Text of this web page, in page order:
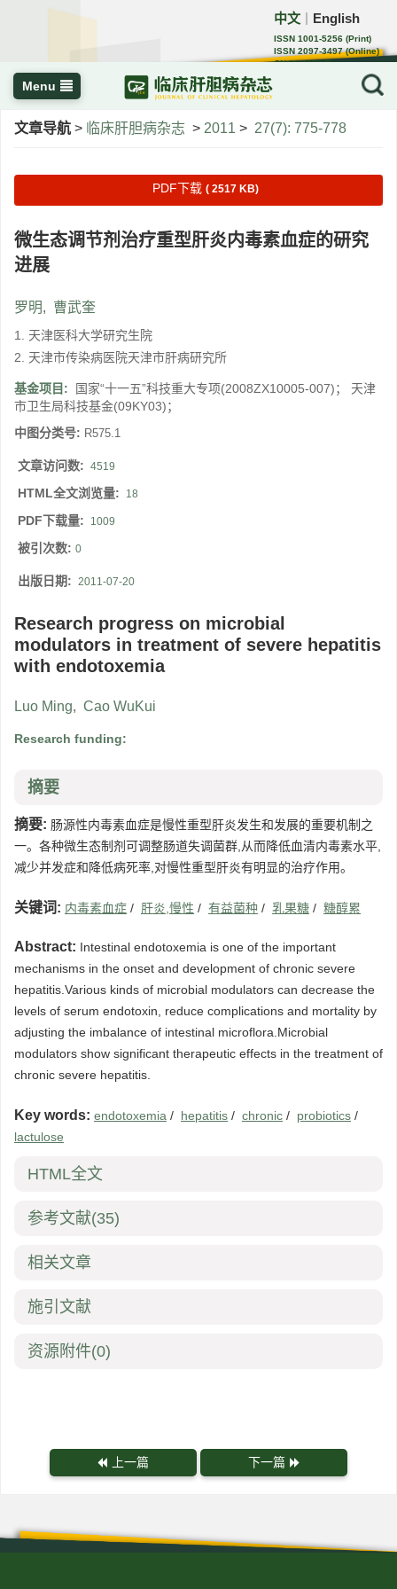
中文 English
ISSN 1001-5256 (Print)
ISSN 2097-3497 (Online)
CN 22-1108/R
Menu
文章导航 > 临床肝胆病杂志 > 2011 > 27(7): 775-778
PDF下载 ( 2517 KB)
微生态调节剂治疗重型肝炎内毒素血症的研究
进展
罗明, 曹武奎
1. 天津医科大学研究生院
2. 天津市传染病医院天津市肝病研究所
基金项目:
国家“十一五”科技重大专项(2008ZX10005-007)； 天津
市卫生局科技基金(09KY03)；
中图分类号: R575.1
文章访问数: 4519
HTML全文浏览量: 18
PDF下载量: 1009
被引次数: 0
出版日期: 2011-07-20
Research progress on microbial
modulators in treatment of severe hepatitis
with endotoxemia
Luo Ming, Cao WuKui
Research funding:
摘要
摘要: 肠源性内毒素血症是慢性重型肝炎发生和发展的重要机制之
一。各种微生态制剂可调整肠道失调菌群,从而降低血清内毒素水平,
减少并发症和降低病死率,对慢性重型肝炎有明显的治疗作用。
关键词: 内毒素血症 / 肝炎,慢性 / 有益菌种 / 乳果糖 / 糖醇累
Abstract: Intestinal endotoxemia is one of the important
mechanisms in the onset and development of chronic severe
hepatitis.Various kinds of microbial modulators can decrease the
levels of serum endotoxin, reduce complications and mortality by
adjusting the imbalance of intestinal microflora.Microbial
modulators show significant therapeutic effects in the treatment of
chronic severe hepatitis.
Key words: endotoxemia / hepatitis / chronic / probiotics /
lactulose
HTML全文
参考文献(35)
相关文章
施引文献
资源附件(0)
上一篇 下一篇